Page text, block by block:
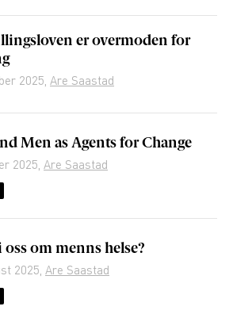
er overmoden for
2025, Are Saastad
Men as Agents for Change
2025, Are Saastad
om menns helse?
2025, Are Saastad